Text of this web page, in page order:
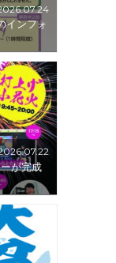
インフォ
が完成